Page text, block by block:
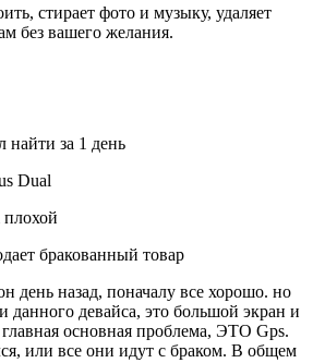
стирает фото и музыку, удаляет
без вашего желания.
за 1 день
Dual
бракованный товар
день назад, поначалу все хорошо. но
данного девайса, это большой экран и
основная проблема, ЭТО Gps.
или все они идут с браком. В общем